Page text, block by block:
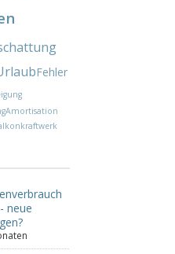
Fehler
Amortisation
neue